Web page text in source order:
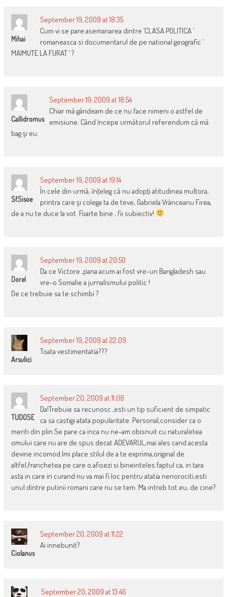
Mihai
September 19, 2009 at 18:35
Cum vi se pare asemanarea dintre ‘CLASA POLITICA ‘
romaneasca si documentarul de pe national geografic ‘
MAIMUTE LA FURAT ‘ ?
Callidromus
September 19, 2009 at 18:54
Chiar mă gândeam de ce nu face nimeni o astfel de
emisiune. Când începe următorul referendum că mă
bag şi eu.
Sf.Sisoe
September 19, 2009 at 19:14
În cele din urmă, înţeleg că nu adopţi atitudinea multora,
printra care şi colega ta de teve, Gabriela Vrânceanu Firea,
de a nu te duce la vot. Foarte bine , fii subiectiv!
Dorel
September 19, 2009 at 20:50
Da ce Victore ,pana acum ai fost vre-un Bangladesh sau
vre-o Somalie a jurnalismului politic !
De ce trebuie sa te schimbi ?
Arsulici
September 19, 2009 at 22:09
Toata vestimentatia???
TUDOSE
September 20, 2009 at 11:08
Da!Trebuie sa recunosc ,esti un tip suficient de simpatic
ca sa castigi atata popularitate .Personal,consider ca o
meriti din plin.Se pare ca inca nu ne-am obisnuit cu naturaletea
omului care nu are de spus decat ADEVARUL,mai ales cand acesta
devine incomod.Imi place stilul de a te exprima,original de
altfel,franchetea pe care o afisezi si bineinteles faptul ca, in tara
asta in care in curand nu va mai fi loc pentru atatia nenorociti,esti
unul dintre putinii romani care nu se tem .Ma intreb tot eu, de cine?
Ciolanus
September 20, 2009 at 11:22
Ai innebunit?
September 20, 2009 at 13:46